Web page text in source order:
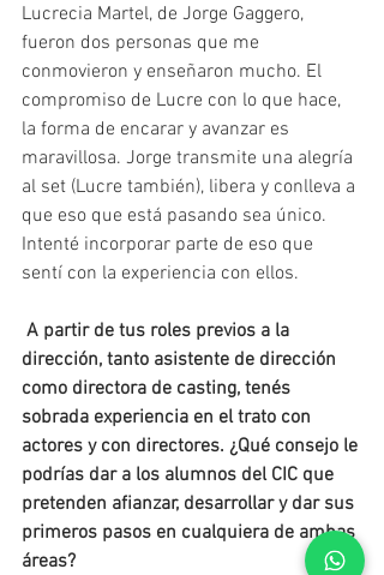
Lucrecia Martel, de Jorge Gaggero,
fueron dos personas que me
conmovieron y enseñaron mucho. El
compromiso de Lucre con lo que hace,
la forma de encarar y avanzar es
maravillosa. Jorge transmite una alegría
al set (Lucre también), libera y conlleva a
que eso que está pasando sea único.
Intenté incorporar parte de eso que
sentí con la experiencia con ellos.
A partir de tus roles previos a la
dirección, tanto asistente de dirección
como directora de casting, tenés
sobrada experiencia en el trato con
actores y con directores. ¿Qué consejo le
podrías dar a los alumnos del CIC que
pretenden afianzar, desarrollar y dar sus
primeros pasos en cualquiera de ambas
áreas?